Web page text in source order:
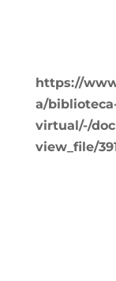
https://
a/
virtual/-/
view_file/